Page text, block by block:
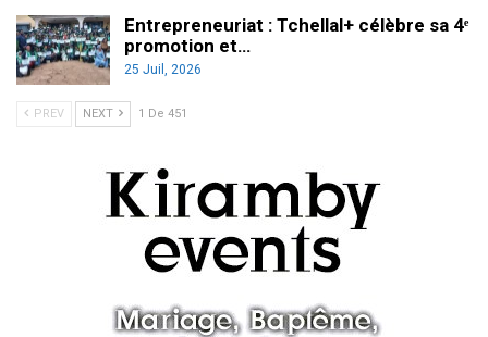
Entrepreneuriat : Tchellal+ célèbre sa 4ᵉ
promotion et…
25 Juil, 2026
PREV NEXT 1 De 451